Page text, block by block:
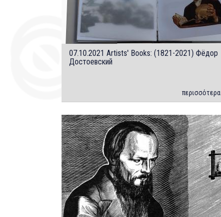
07.10.2021 Artists' Books: (1821-2021) Фёдор
Достоевский
περισσότερα